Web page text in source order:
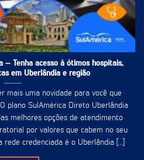
– Tenha acesso à ótimos hospitais,
em Uberlândia e região
mais uma novidade para você que
plano SulAmérica Direto Uberlândia
melhores opções de atendimento
por valores que cabem no seu
rede credenciada é o Uberlândia [...]